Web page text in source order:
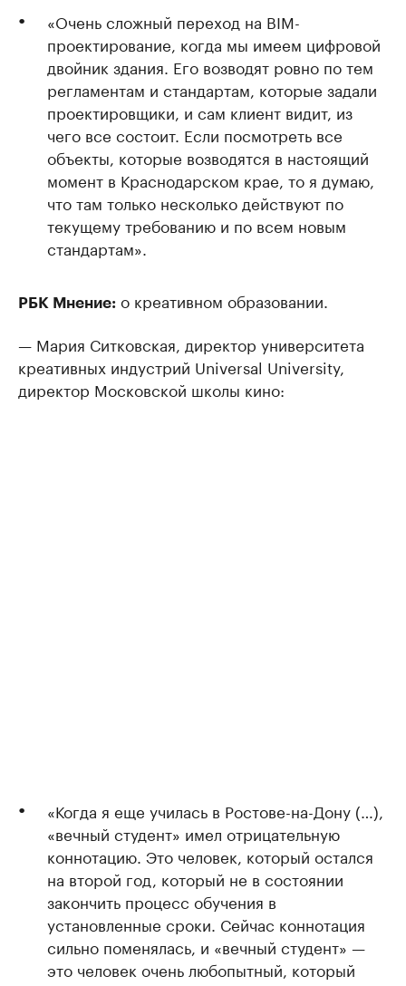
«Очень сложный переход на BIM-
проектирование, когда мы имеем цифровой
двойник здания. Его возводят ровно по тем
регламентам и стандартам, которые задали
проектировщики, и сам клиент видит, из
чего все состоит. Если посмотреть все
объекты, которые возводятся в настоящий
момент в Краснодарском крае, то я думаю,
что там только несколько действуют по
текущему требованию и по всем новым
стандартам».
РБК Мнение: о креативном образовании.
— Мария Ситковская, директор университета
креативных индустрий Universal University,
директор Московской школы кино:
«Когда я еще училась в Ростове-на-Дону (…),
«вечный студент» имел отрицательную
коннотацию. Это человек, который остался
на второй год, который не в состоянии
закончить процесс обучения в
установленные сроки. Сейчас коннотация
сильно поменялась, и «вечный студент» —
это человек очень любопытный, который